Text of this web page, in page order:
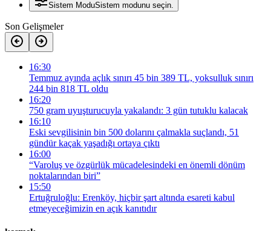
Sistem ModuSistem modunu seçin.
Son Gelişmeler
16:30
Temmuz ayında açlık sınırı 45 bin 389 TL, yoksulluk sınırı
244 bin 818 TL oldu
16:20
750 gram uyuşturucuyla yakalandı: 3 gün tutuklu kalacak
16:10
Eski sevgilisinin bin 500 dolarını çalmakla suçlandı, 51
gündür kaçak yaşadığı ortaya çıktı
16:00
“Varoluş ve özgürlük mücadelesindeki en önemli dönüm
noktalarından biri”
15:50
Ertuğruloğlu: Erenköy, hiçbir şart altında esareti kabul
etmeyeceğimizin en açık kanıtıdır